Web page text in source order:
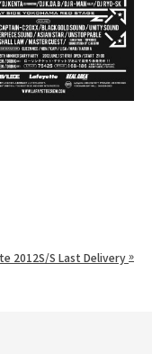
2012S/S Last Delivery»